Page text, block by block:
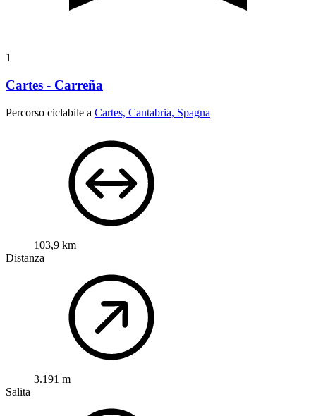
1
Cartes - Carreña
Percorso ciclabile a Cartes, Cantabria, Spagna
103,9 km
Distanza
3.191 m
Salita